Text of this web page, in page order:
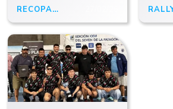
Flamengo
RECOPA SUDAMERICANA